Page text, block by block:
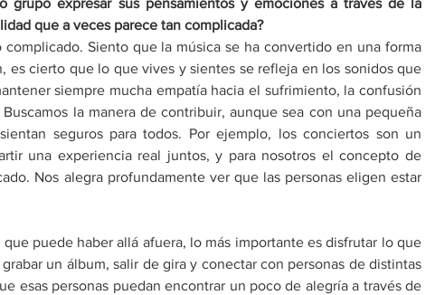
grupo expresar sus pensamientos y emociones a través de la
que a veces parece tan complicada?
Siento que la música se ha convertido en una forma
es cierto que lo que vives y sientes se refleja en los sonidos que
siempre mucha empatía hacia el sufrimiento, la confusión
la manera de contribuir, aunque sea con una pequeña
seguros para todos. Por ejemplo, los conciertos son un
una experiencia real juntos, y para nosotros el concepto de
Nos alegra profundamente ver que las personas eligen estar
puede haber allá afuera, lo más importante es disfrutar lo que
un álbum, salir de gira y conectar con personas de distintas
esas personas puedan encontrar un poco de alegría a través de